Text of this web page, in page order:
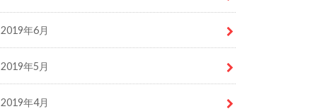
2019年6月
2019年5月
2019年4月